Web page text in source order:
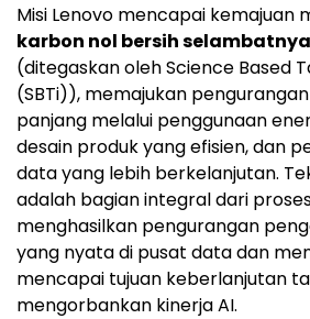
Misi Lenovo mencapai kemajuan
karbon nol bersih
(ditegaskan oleh Science Based
(SBTi)), memajukan
panjang melalui penggunaan
desain produk yang efisien, dan
data yang lebih berkelanjutan.
adalah bagian integral dari
menghasilkan pengurangan
yang nyata di pusat data dan
mencapai tujuan keberlanjutan
mengorbankan kinerja AI.